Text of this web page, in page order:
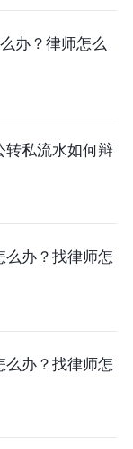
办？律师怎么
转私流水如何辩
办？找律师怎
办？找律师怎